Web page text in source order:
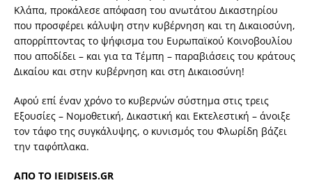
Κλάπα, προκάλεσε απόφαση του ανωτάτου Δικαστηρίου
που προσφέρει κάλυψη στην κυβέρνηση και τη Δικαιοσύνη,
απορρίπτοντας το ψήφισμα του Ευρωπαϊκού Κοινοβουλίου
που αποδίδει – και για τα Τέμπη – παραβιάσεις του κράτους
Δικαίου και στην κυβέρνηση και στη Δικαιοσύνη!
Αφού επί έναν χρόνο το κυβερνών σύστημα στις τρεις
Εξουσίες – Νομοθετική, Δικαστική και Εκτελεστική – άνοιξε
τον τάφο της συγκάλυψης, ο κυνισμός του Φλωρίδη βάζει
την ταφόπλακα.
ΑΠΟ ΤΟ IEIDISEIS.GR